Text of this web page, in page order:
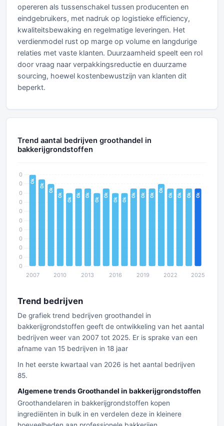
opereren als tussenschakel tussen producenten en
eindgebruikers, met nadruk op logistieke efficiency,
kwaliteitsbewaking en regelmatige leveringen. Het
verdienmodel rust op marge op volume en langdurige
relaties met vaste klanten. Duurzaamheid speelt een rol
door vraag naar verpakkingsreductie en duurzame
sourcing, hoewel kostenbewustzijn van klanten dit
beperkt.
Trend aantal bedrijven groothandel in
bakkerijgrondstoffen
Trend bedrijven
De grafiek trend bedrijven groothandel in
bakkerijgrondstoffen geeft de ontwikkeling van het aantal
bedrijven weer van 2007 tot 2025. Er is sprake van een
afname van 15 bedrijven in 18 jaar
In het eerste kwartaal van 2026 is het aantal bedrijven
85.
Algemene trends Groothandel in bakkerijgrondstoffen
Groothandelaren in bakkerijgrondstoffen kopen
ingrediënten in bulk in en verdelen deze in kleinere